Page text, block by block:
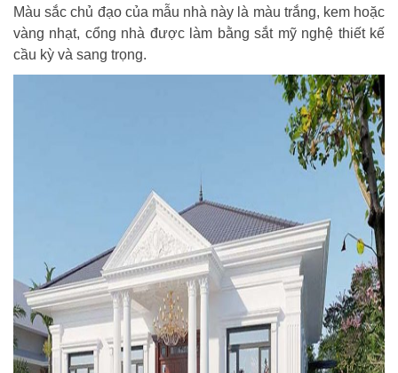
Màu sắc chủ đạo của mẫu nhà này là màu trắng, kem hoặc
vàng nhạt, cổng nhà được làm bằng sắt mỹ nghệ thiết kế
cầu kỳ và sang trọng.